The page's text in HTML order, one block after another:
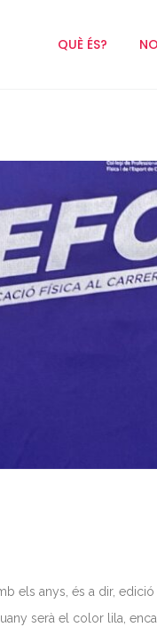
QUÈ ÉS?
els anys, és a dir,
serà el color lila,